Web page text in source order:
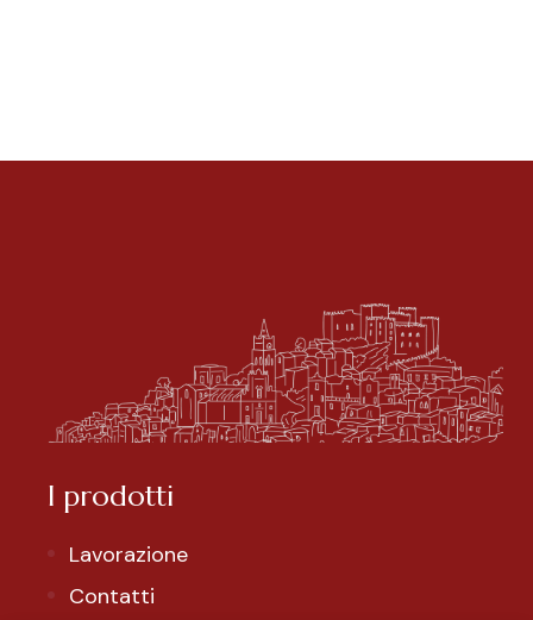
I prodotti
Lavorazione
Contatti